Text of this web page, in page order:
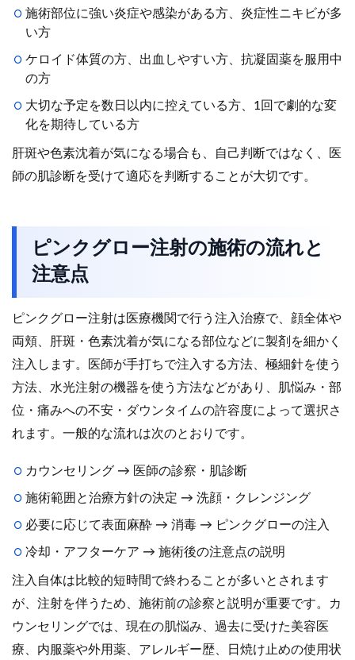
施術部位に強い炎症や感染がある方、炎症性ニキビが多
い方
ケロイド体質の方、出血しやすい方、抗凝固薬を服用中
の方
大切な予定を数日以内に控えている方、1回で劇的な変
化を期待している方
肝斑や色素沈着が気になる場合も、自己判断ではなく、医
師の肌診断を受けて適応を判断することが大切です。
ピンクグロー注射の施術の流れと
注意点
ピンクグロー注射は医療機関で行う注入治療で、顔全体や
両頬、肝斑・色素沈着が気になる部位などに製剤を細かく
注入します。医師が手打ちで注入する方法、極細針を使う
方法、水光注射の機器を使う方法などがあり、肌悩み・部
位・痛みへの不安・ダウンタイムの許容度によって選択さ
れます。一般的な流れは次のとおりです。
カウンセリング → 医師の診察・肌診断
施術範囲と治療方針の決定 → 洗顔・クレンジング
必要に応じて表面麻酔 → 消毒 → ピンクグローの注入
冷却・アフターケア → 施術後の注意点の説明
注入自体は比較的短時間で終わることが多いとされます
が、注射を伴うため、施術前の診察と説明が重要です。カ
ウンセリングでは、現在の肌悩み、過去に受けた美容医
療、内服薬や外用薬、アレルギー歴、日焼け止めの使用状